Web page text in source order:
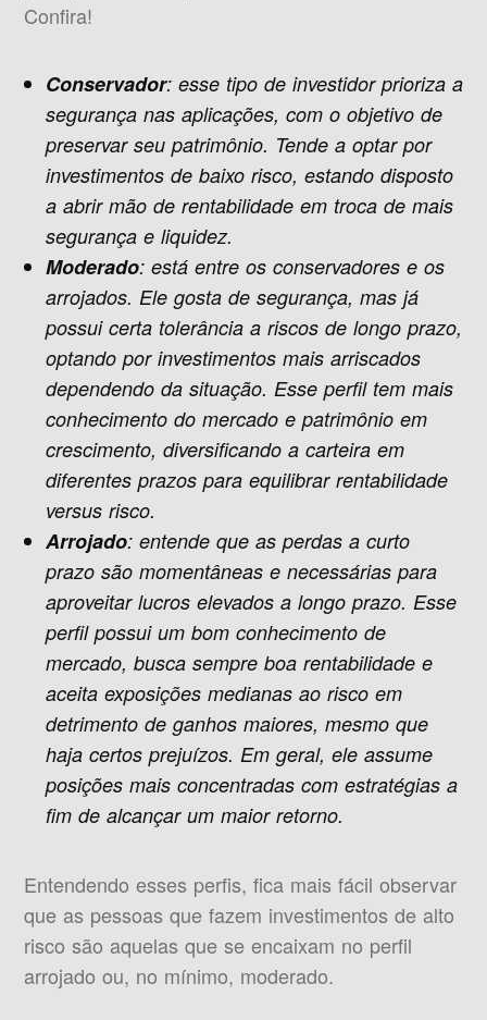
Confira!
Conservador: esse tipo de investidor prioriza a
segurança nas aplicações, com o objetivo de
preservar seu patrimônio. Tende a optar por
investimentos de baixo risco, estando disposto
a abrir mão de rentabilidade em troca de mais
segurança e liquidez.
Moderado: está entre os conservadores e os
arrojados. Ele gosta de segurança, mas já
possui certa tolerância a riscos de longo prazo,
optando por investimentos mais arriscados
dependendo da situação. Esse perfil tem mais
conhecimento do mercado e patrimônio em
crescimento, diversificando a carteira em
diferentes prazos para equilibrar rentabilidade
versus risco.
Arrojado: entende que as perdas a curto
prazo são momentâneas e necessárias para
aproveitar lucros elevados a longo prazo. Esse
perfil possui um bom conhecimento de
mercado, busca sempre boa rentabilidade e
aceita exposições medianas ao risco em
detrimento de ganhos maiores, mesmo que
haja certos prejuízos. Em geral, ele assume
posições mais concentradas com estratégias a
fim de alcançar um maior retorno.
Entendendo esses perfis, fica mais fácil observar
que as pessoas que fazem investimentos de alto
risco são aquelas que se encaixam no perfil
arrojado ou, no mínimo, moderado.